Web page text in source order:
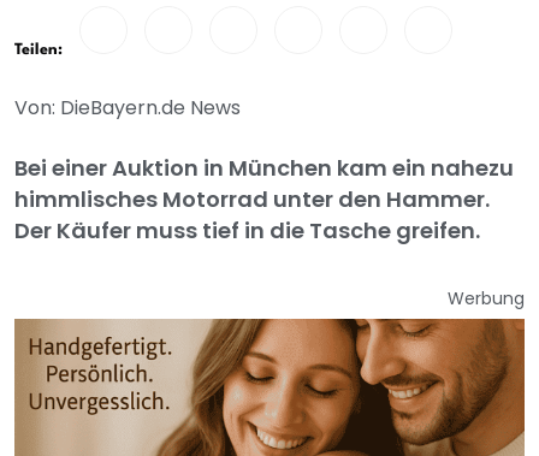
Teilen:
Von: DieBayern.de News
Bei einer Auktion in München kam ein nahezu
himmlisches Motorrad unter den Hammer.
Der Käufer muss tief in die Tasche greifen.
Werbung